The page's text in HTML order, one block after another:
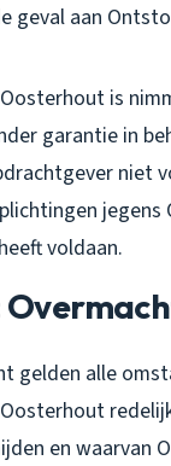
geval aan
is
garantie in
niet
jegens
voldaan.
gelden alle
en waarvan